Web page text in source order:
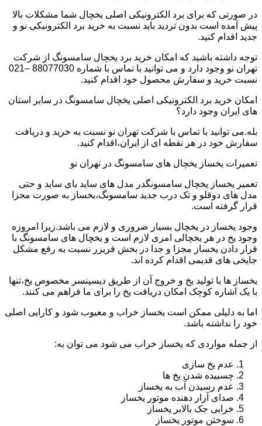
در صورتی که برای برد الکترونیکی اصلی یخچال شما مشکلات بالا
پیش آمده است بدون تردید باید نسبت به خرید برد الکترونیکی نو و
جدید اقدام کنید.
توجه داشته باشید که امکان خرید برد یخچال سامسونگ از شرکت
تهران نو وجود دارد و می توانید با تماس با شماره 88077030 –021
نسبت خرید و سفارش محصول خود اقدام کنید.
امکان خرید برد الکترونیکی اصلی یخچال سامسونگ در سایر استان
های ایران وجود دارد؟
بله.می توانید با تماس با شرکت تهران نو نسبت به خرید و دریافت
سفارش خود در هر نقطه ای از ایران،اقدام کنید.
تعمیرات یخساز یخچال های سامسونگ در تهران نو
تعمیر یخساز یخچال سامسونگدر مدل های ساید بای ساید و حتی
مدل های دوقلو و تک درب جدید سامسونگ،یخساز به صورت مجزا
قرار گرفته است.
وجود یخساز در یخچال بسیار ضروری و لازم می باشد.زیرا امروزه
وجود یخ در هر یخچالی امری لازم است و یخچال های سامسونگ با
قرار دادن یخساز مجزا و جدا در بخش فریزر نسبت به رفع مشکل
جایخی های قدیمی اقدام کرده اند.
یخساز ها با تولید یخ و خروج آن از طریق دیسپنسر مخصوص یخ،تنها
با یک اشاره کوچک امکان دریافت یخ را برای ما فراهم می کنند.
اما به دلیلی ممکن است یخساز خراب و معیوب شود و کارایی اصلی
خود را نداشته باشد.
از جمله مواردی که یخساز خراب می شود می توان به:
عدم یخ سازی
چسبیده شدن یخ ها
عدم رسیدن آب به یخساز
صدای آزار دهنده موتور یخساز
خرابی جک بالابر یخساز
سوختن موتور یخساز